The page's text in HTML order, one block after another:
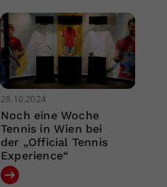
28.10.2024
Noch eine Woche
Tennis in Wien bei
der „Official Tennis
Experience“